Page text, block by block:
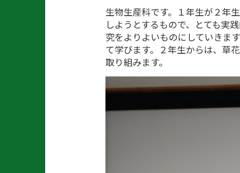
生物生産科です。１年生が２年
しようとするもので、とても実
究をよりよいものにしていきま
て学びます。２年生からは、草
取り組みます。